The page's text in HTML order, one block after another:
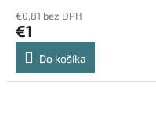
€0,81 bez DPH
€1
Do košíka